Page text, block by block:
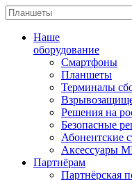
Наше
оборудование
Смартфоны
Планшеты
Терминалы
Решения на
Безопасные
Абонентские
Аксессуары
Партнёрам
Партнёрская